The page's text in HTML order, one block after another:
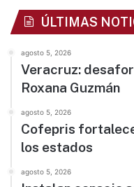
ÚLTIMAS
agosto 5, 2026
Veracruz:
Roxana Guzmán
agosto 5, 2026
Cofepris
los estados
agosto 5, 2026